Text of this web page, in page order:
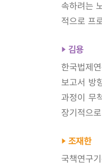
속하려는
적으로 프
김용
한국법제
보고서 방
과정이 무
장기적으
조재한
국책연구